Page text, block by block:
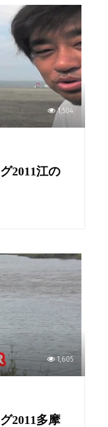
1,504
2011江の
1,605
2011多摩